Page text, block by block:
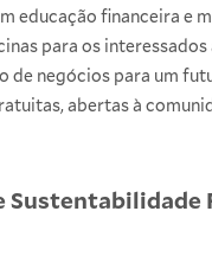
educação financeira e
para os interessados
de negócios para um
abertas à
Sustentabilidade